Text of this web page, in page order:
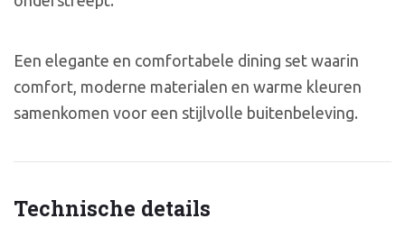
Een elegante en comfortabele dining set waarin
comfort, moderne materialen en warme kleuren
samenkomen voor een stijlvolle buitenbeleving.
Technische details